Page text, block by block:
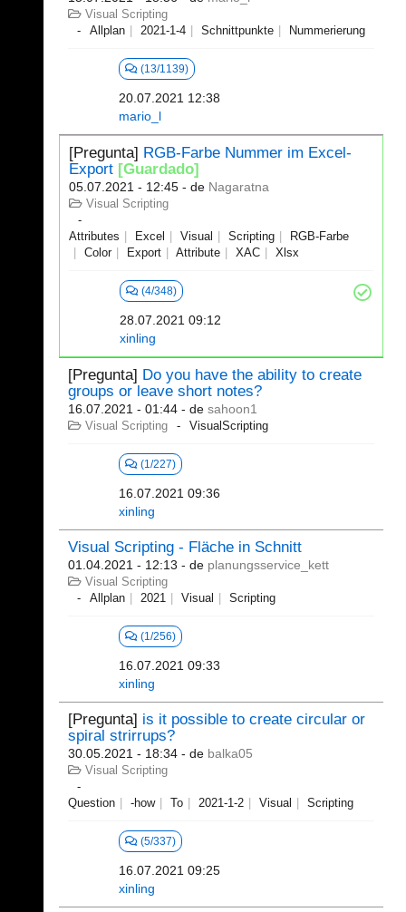
Visual Scripting
Allplan
2021-1-4 Schnittpunkte Nummerierung
(13/1139)
20.07.2021 12:38
mario_l
[Pregunta] RGB-Farbe Nummer im Excel-
Export [Guardado]
05.07.2021 - 12:45 - de Nagaratna
Visual Scripting
Attributes Excel Visual Scripting
RGB-Farbe
Color
Export Attribute XAC Xlsx
(4/348)
28.07.2021 09:12
xinling
[Pregunta] Do you have the ability to create
groups or leave short notes?
16.07.2021 - 01:44 - de sahoon1
Visual Scripting VisualScripting
(1/227)
16.07.2021 09:36
xinling
Visual Scripting - Fläche in Schnitt
01.04.2021 - 12:13 - de planungsservice_kett
Visual Scripting
Allplan
2021 Visual Scripting
(1/256)
16.07.2021 09:33
xinling
[Pregunta] is it possible to create circular or
spiral strirrups?
30.05.2021 - 18:34 - de balka05
Visual Scripting
Question -how To 2021-1-2 Visual Scripting
(5/337)
16.07.2021 09:25
xinling